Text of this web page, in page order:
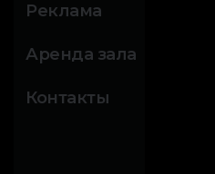
Реклама
Аренда зала
Контакты